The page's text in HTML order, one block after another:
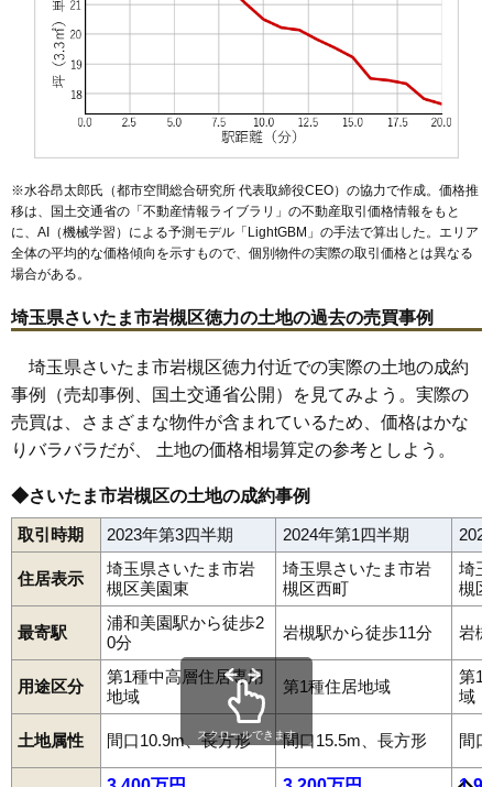
7.4万円
948万円
高曽根 6.3万円 1,766万円 -2.1%
55 長宮 6.0万円 982万円 18.9%
56 鹿室 6.0万円 836万円 3.3%
57 笹久保 5.6万円 732万円 -6.7%
58
59 大谷 5.3万円 1,421万円
61 大口 4.7万円 993万円 -4.5%
62 増長 4.1万円 790万円 -8.7%
※水谷昂太郎氏（都市空間総合研究所 代表取締役CEO）の協力で作成。価格推
移は、国土交通省の「不動産情報ライブラリ 」の不動産取引価格情報をもと
に、AI（機械学習）による予測モデル「LightGBM」の手法で算出した。エリア
全体の平均的な価格傾向を示すもので、個別物件の実際の取引価格とは異なる
場合がある。
埼玉県さいたま市岩槻区徳力の土地の過去の売買事例
埼玉県さいたま市岩槻区徳力付近での実際の土地の成約
事例（売却事例、国土交通省公開）を見てみよう。実際の
売買は、さまざまな物件が含まれているため、価格はかな
りバラバラだが、 土地の価格相場算定の参考としよう。
◆さいたま市岩槻区の土地の成約事例
取引時期 2023年第3四半期 2024年第1四半期
住居表示
埼玉県さいたま市岩
槻区美園東
埼玉県さいたま市岩
槻区西町
埼
槻
最寄駅
浦和美園駅から徒歩2
0分
岩槻駅から徒歩11分 岩
用途区分
第1種中高層住居専用
地域
第1種住居地域
第1
域
土地属性 間口10.9m、長方形 間口15.5m、長方形 間
スクロールできます
大谷 尾ケ崎尾ケ崎新田 表慈恩寺釣上釣上新田